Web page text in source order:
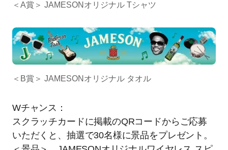
＜A賞＞ JAMESONオリジナル Tシャツ
＜B賞＞ JAMESONオリジナル タオル
Wチャンス：
スクラッチカードに掲載のQRコードからご応募
いただくと、抽選で30名様に景品をプレゼント。